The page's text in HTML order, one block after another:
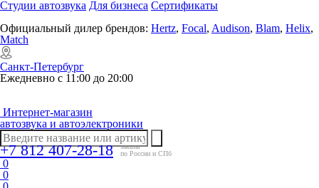
Студии автозвука Для бизнеса Сертификаты
Официальный дилер брендов: Hertz, Focal, Audison, Blam, Helix,
Match
Санкт-Петербург
Ежедневно с 11:00 до 20:00
Интернет-магазин
автозвука и автоэлектроники
+7 812 407-28-18
заказы
по России и СПб
0
0